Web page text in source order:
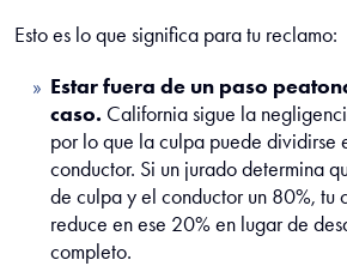
Esto es lo que significa para tu reclamo:
Estar fuera de un paso
caso. California sigue la
por lo que la culpa puede dividirse
conductor. Si un jurado determina
de culpa y el conductor un 80%, tu
reduce en ese 20% en lugar de
completo.